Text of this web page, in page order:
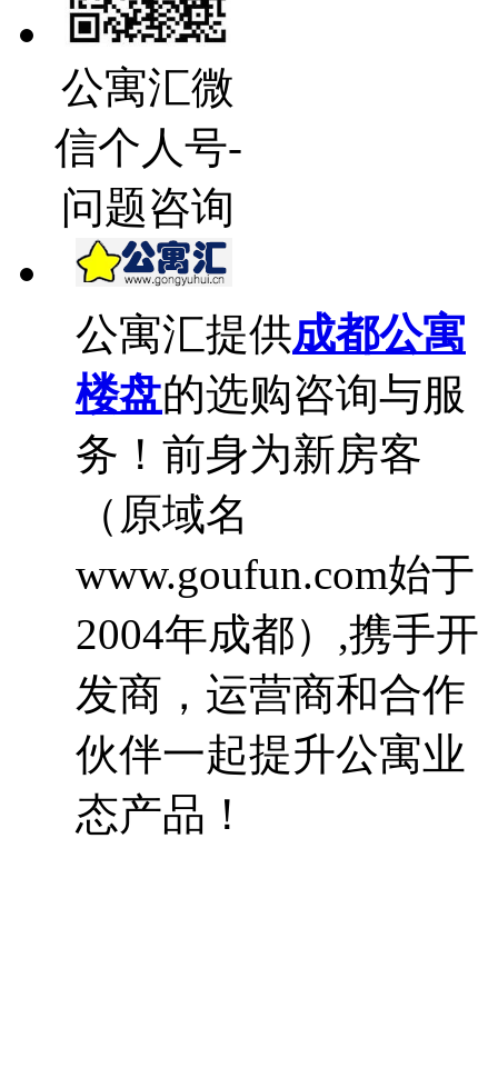
公寓汇微
信个人号-
问题咨询
公寓汇提供成都公寓
楼盘的选购咨询与服
务！前身为新房客
（原域名
www.goufun.com始于
2004年成都）,携手开
发商，运营商和合作
伙伴一起提升公寓业
态产品！